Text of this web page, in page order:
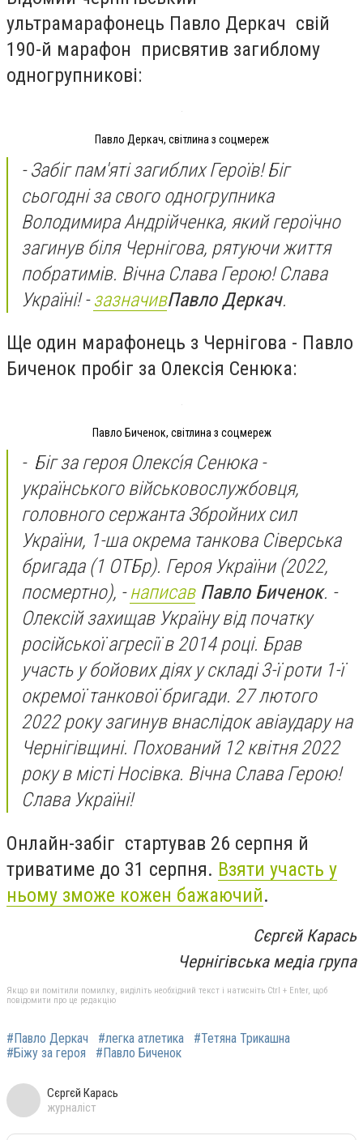
ультрамарафонець Павло Деркач свій
190-й марафон присвятив загиблому
одногрупникові:
Павло Деркач, світлина з соцмереж
- Забіг пам'яті загиблих Героїв! Біг
сьогодні за свого одногрупника
Володимира Андрійченка, який героїчно
загинув біля Чернігова, рятуючи життя
побратимів. Вічна Слава Герою! Слава
Україні!-зазначивПавло Деркач.
Ще один марафонець з Чернігова - Павло
Биченок пробіг за Олексія Сенюка:
Павло Биченок, світлина з соцмереж
- Біг за героя Олексі́я Сенюка -
українського військовослужбовця,
головного сержанта Збройних сил
України, 1-ша окрема танкова Сіверська
бригада (1 ОТБр). Героя України (2022,
посмертно), -написавПавло Биченок. -
Олексій захищав Україну від початку
російської агресії в 2014 році. Брав
участь у бойових діях у складі 3-ї роти 1-ї
окремої танкової бригади. 27 лютого
2022 року загинув внаслідок авіаудару на
Чернігівщині. Похований 12 квітня 2022
року в місті Носівка. Вічна Слава Герою!
Слава Україні!
Онлайн-забіг стартував 26 серпня й
триватиме до 31 серпня. Взяти участь у
ньому зможе кожен бажаючий.
Сєргєй Карась
Чернігівська медіа група
Якщо ви помітили помилку, виділіть необхідний текст і натисніть Ctrl + Enter, щоб
повідомити про це редакцію
#Павло Деркач #легка атлетика
#Тетяна Трикашна
#Біжу за героя
#Павло Биченок
Сєргєй Карась
журналіст